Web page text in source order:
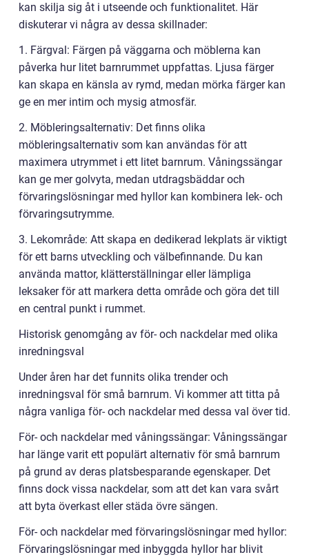
kan skilja sig åt i utseende och funktionalitet. Här
diskuterar vi några av dessa skillnader:
1. Färgval: Färgen på väggarna och möblerna kan
påverka hur litet barnrummet uppfattas. Ljusa färger
kan skapa en känsla av rymd, medan mörka färger kan
ge en mer intim och mysig atmosfär.
2. Möbleringsalternativ: Det finns olika
möbleringsalternativ som kan användas för att
maximera utrymmet i ett litet barnrum. Våningssängar
kan ge mer golvyta, medan utdragsbäddar och
förvaringslösningar med hyllor kan kombinera lek- och
förvaringsutrymme.
3. Lekområde: Att skapa en dedikerad lekplats är viktigt
för ett barns utveckling och välbefinnande. Du kan
använda mattor, klätterställningar eller lämpliga
leksaker för att markera detta område och göra det till
en central punkt i rummet.
Historisk genomgång av för- och nackdelar med olika
inredningsval
Under åren har det funnits olika trender och
inredningsval för små barnrum. Vi kommer att titta på
några vanliga för- och nackdelar med dessa val över tid.
För- och nackdelar med våningssängar: Våningssängar
har länge varit ett populärt alternativ för små barnrum
på grund av deras platsbesparande egenskaper. Det
finns dock vissa nackdelar, som att det kan vara svårt
att byta överkast eller städa övre sängen.
För- och nackdelar med förvaringslösningar med hyllor:
Förvaringslösningar med inbyggda hyllor har blivit